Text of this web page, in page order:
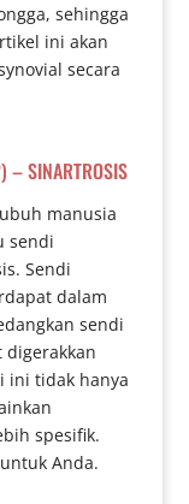
sehingga
ini akan
secara
– SINARTROSIS
manusia
sendi
Sendi
dalam
sendi
ini tidak hanya
spesifik.
Anda.